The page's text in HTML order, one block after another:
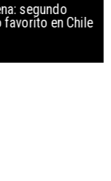
segundo
favorito en Chile